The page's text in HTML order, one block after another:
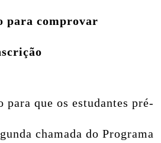
para comprovar
para que os estudantes pré-
chamada do Programa